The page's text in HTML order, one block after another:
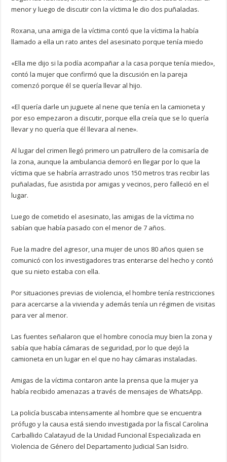
menor y luego de discutir con la víctima le dio dos puñaladas.
Roxana, una amiga de la víctima contó que la víctima la había
llamado a ella un rato antes del asesinato porque tenía miedo
«Ella me dijo si la podía acompañar a la casa porque tenía miedo»,
contó la mujer que confirmó que la discusión en la pareja
comenzó porque él se quería llevar al hijo.
«El quería darle un juguete al nene que tenía en la camioneta y
por eso empezaron a discutir, porque ella creía que se lo quería
llevar y no quería que él llevara al nene».
Al lugar del crimen llegó primero un patrullero de la comisaría de
la zona, aunque la ambulancia demoró en llegar por lo que la
víctima que se habría arrastrado unos 150 metros tras recibir las
puñaladas, fue asistida por amigas y vecinos, pero falleció en el
lugar.
Luego de cometido el asesinato, las amigas de la víctima no
sabían que había pasado con el menor de 7 años.
Fue la madre del agresor, una mujer de unos 80 años quien se
comunicó con los investigadores tras enterarse del hecho y contó
que su nieto estaba con ella.
Por situaciones previas de violencia, el hombre tenía restricciones
para acercarse a la vivienda y además tenía un régimen de visitas
para ver al menor.
Las fuentes señalaron que el hombre conocía muy bien la zona y
sabía que había cámaras de seguridad, por lo que dejó la
camioneta en un lugar en el que no hay cámaras instaladas.
Amigas de la víctima contaron ante la prensa que la mujer ya
había recibido amenazas a través de mensajes de WhatsApp.
La policía buscaba intensamente al hombre que se encuentra
prófugo y la causa está siendo investigada por la fiscal Carolina
Carballido Calatayud de la Unidad Funcional Especializada en
Violencia de Género del Departamento Judicial San Isidro.